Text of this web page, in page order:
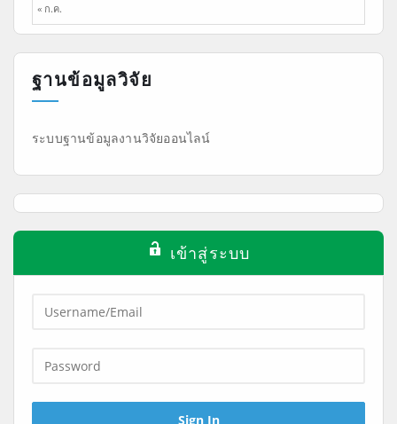
« ก.ค.
ฐานข้อมูลวิจัย
ระบบฐานข้อมูลงานวิจัยออนไลน์
เข้าสู่ระบบ